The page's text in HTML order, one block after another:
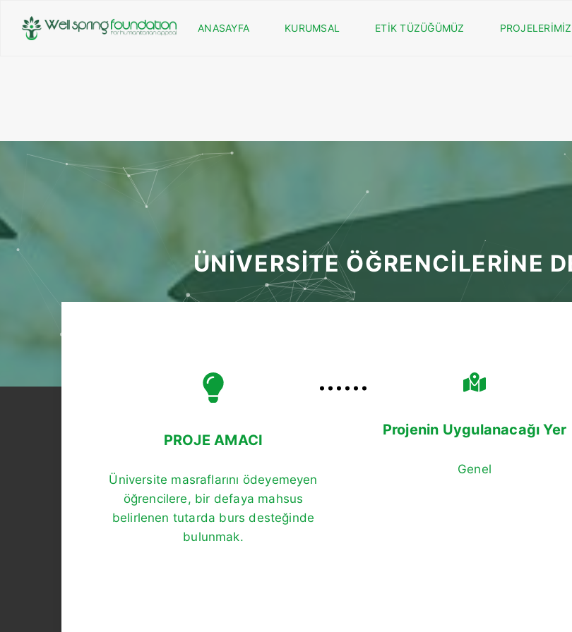
ANASAYFA KURUMSAL ETİK TÜZÜĞÜMÜZ PROJELERİMİZ
ÜNİVERSİTE ÖĞRENCİLERİNE
PROJE AMACI
Üniversite masraflarını ödeyemeyen
öğrencilere, bir defaya mahsus
belirlenen tutarda burs desteğinde
bulunmak.
Projenin Uygulanacağı Yer
Genel